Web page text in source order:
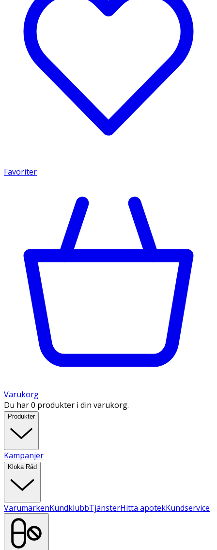
Favoriter
Varukorg
Du har 0 produkter i din varukorg.
Produkter
Kampanjer
Kloka Råd
VarumärkenKundklubbTjänsterHitta apotekKundservice